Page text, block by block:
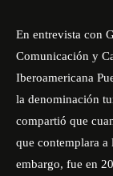
En entrevista con
Comunicación y
Iberoamericana
la denominación
compartió que
que contemplara
embargo, fue en